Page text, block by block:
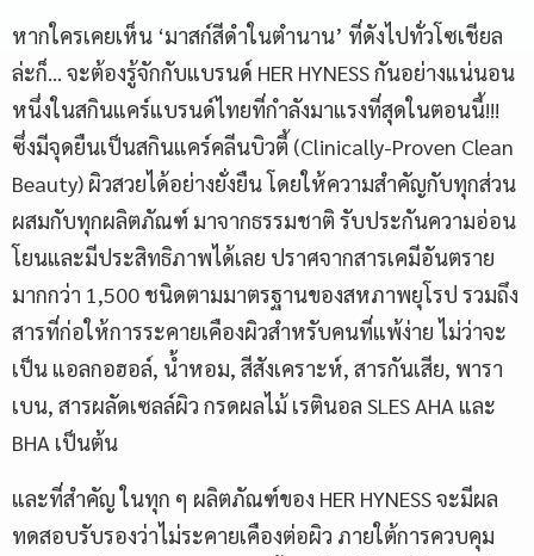
หากใครเคยเห็น ‘มาสก์สีดำในตำนาน’ ที่ดังไปทั่วโซเชียล
ล่ะก็… จะต้องรู้จักกับแบรนด์ HER HYNESS กันอย่างแน่นอน
หนึ่งในสกินแคร์แบรนด์ไทยที่กำลังมาแรงที่สุดในตอนนี้!!!
ซึ่งมีจุดยืนเป็นสกินแคร์คลีนบิวตี้ (Clinically-Proven Clean
Beauty) ผิวสวยได้อย่างยั่งยืน โดยให้ความสำคัญกับทุกส่วน
ผสมกับทุกผลิตภัณฑ์ มาจากธรรมชาติ รับประกันความอ่อน
โยนและมีประสิทธิภาพได้เลย ปราศจากสารเคมีอันตราย
มากกว่า 1,500 ชนิดตามมาตรฐานของสหภาพยุโรป รวมถึง
สารที่ก่อให้การระคายเคืองผิวสำหรับคนที่แพ้ง่าย ไม่ว่าจะ
เป็น แอลกอฮอล์, น้ำหอม, สีสังเคราะห์, สารกันเสีย, พารา
เบน, สารผลัดเซลล์ผิว กรดผลไม้ เรตินอล SLES AHA และ
BHA เป็นต้น
และที่สำคัญ ในทุก ๆ ผลิตภัณฑ์ของ​ HER HYNESS จะมีผล
ทดสอบรับรองว่าไม่ระคายเคืองต่อผิว ภายใต้การควบคุม